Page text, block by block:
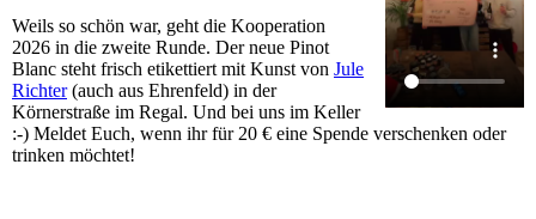
Weils so schön war, geht die Kooperation
2026 in die zweite Runde. Der neue Pinot
Blanc steht frisch etikettiert mit Kunst von Jule
Richter(auch aus Ehrenfeld) in der
Körnerstraße im Regal. Und bei uns im Keller
:-) Meldet Euch, wenn ihr für 20 € eine Spende verschenken oder
trinken möchtet!